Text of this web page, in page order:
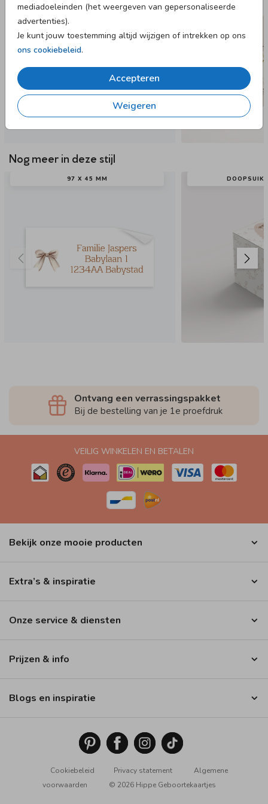
mediadoeleinden (het weergeven van gepersonaliseerde
advertenties).
Je kunt jouw toestemming altijd wijzigen of intrekken op ons
ons cookiebeleid.
Accepteren
Weigeren
Nog meer in deze stijl
97 X 45 MM
Ontvang een verrassingspakket
Bij de bestelling van je 1e proefdruk
VEILIG WINKELEN EN BETALEN
Bekijk onze mooie producten
Extra’s & inspiratie
Onze service & diensten
Prijzen & info
Blogs en inspiratie
Cookiebeleid Privacy statement
Algemene
voorwaarden
© 2026 Hippe Geboortekaartjes